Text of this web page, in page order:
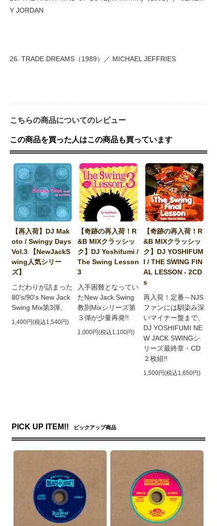
Y JORDAN
26. TRADE DREAMS（1989）／ MICHAEL JEFFRIES
こちらの商品についてのレビュー
この商品を買った人はこの商品も買っています
【再入荷】DJ Mak
oto / Swingy Days
Vol.3 【NewJackS
wing人気シリー
ズ】
こだわりが詰まった
80's/90's New Jack
Swing Mix第3弾。
1,400円(税込1,540円)
【奇跡の再入荷！R
&B MIXクラッシッ
ク】DJ Yoshifumi /
The Swing Lesson
3
入手困難となってい
たNew Jack Swing
教則Mixシリーズ第
３弾が少量再発!!
1,000円(税込1,100円)
【奇跡の再入荷！R
&B MIXクラッシッ
ク】DJ YOSHIFUM
I / THE SWING FIN
AL LESSON - 2CD
s
再入荷！定番～NJS
ファンには馴染み深
いマイナー盤まで、
DJ YOSHIFUMI NE
W JACK SWINGシ
リーズ最終章・CD
２枚組!!
1,500円(税込1,650円)
PICK UP ITEM!! ピックアップ商品